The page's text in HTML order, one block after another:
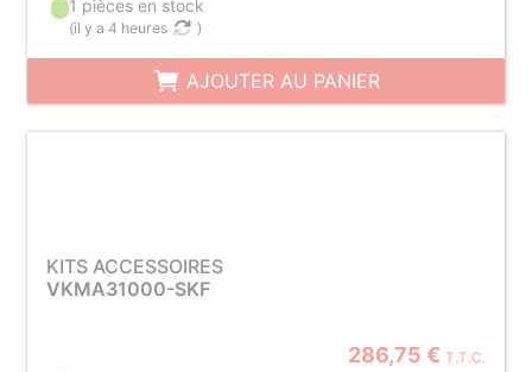
1 pièces en stock
(il y a 4 heures )
AJOUTER AU PANIER
KITS ACCESSOIRES
VKMA31000-SKF
286,75 € T.T.C.